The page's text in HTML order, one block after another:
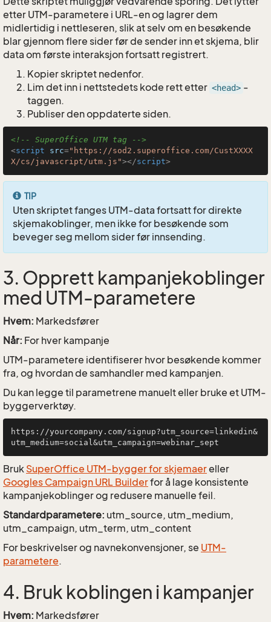
etter UTM-parametere i URL-en og lagrer dem
midlertidig i nettleseren, slik at selv om en besøkende
blar gjennom flere sider før de sender inn et skjema, blir
data om første interaksjon fortsatt registrert.
Kopier skriptet nedenfor.
Lim det inn i nettstedets kode rett etter <head> -
taggen.
Publiser den oppdaterte siden.
<!-- SuperOffice UTM tag -->
<script src="https://sod2.superoffice.com/CustXXXX
X/cs/javascript/utm.js"></script>
TIP
Uten skriptet fanges UTM-data fortsatt for direkte
skjemakoblinger, men ikke for besøkende som
beveger seg mellom sider før innsending.
3. Opprett kampanjekoblinger
med UTM-parametere
Hvem: Markedsfører
Når: For hver kampanje
UTM-parametere identifiserer hvor besøkende kommer
fra, og hvordan de samhandler med kampanjen.
Du kan legge til parametrene manuelt eller bruke et UTM-
byggerverktøy.
https://yourcompany.com/signup?utm_source=linkedin&
Bruk SuperOffice UTM-bygger for skjemaereller
Googles Campaign URL Builderfor å lage konsistente
kampanjekoblinger og redusere manuelle feil.
Standardparametere: utm_source, utm_medium,
utm_campaign, utm_term, utm_content
For beskrivelser og navnekonvensjoner, se UTM-
parametere.
4. Bruk koblingen i kampanjer
Hvem: Markedsfører